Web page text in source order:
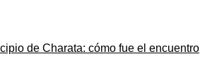
de Charata: cómo fue el encuentro